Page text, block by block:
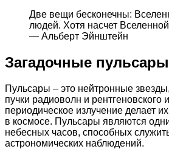
Две вещи бесконечны:
людей. Хотя насчет
— Альберт Эйнштейн
Загадочные пульсары
Пульсары – это нейтронные
пучки радиоволн и рентгеновского
периодическое излучение делает
в космосе. Пульсары являются
небесных часов, способных
астрономических наблюдений.